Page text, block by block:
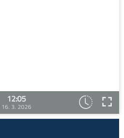
12:05
16. 3. 2026